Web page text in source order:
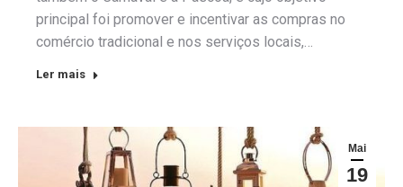
principal foi promover e incentivar as compras no
comércio tradicional e nos serviços locais,…
Ler mais
Mai
19